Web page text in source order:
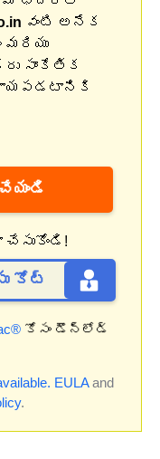
వంటి అనేక
మరియు
సాంకేతిక
కోట్
కోసం డౌన్‌లోడ్
EULAand
.